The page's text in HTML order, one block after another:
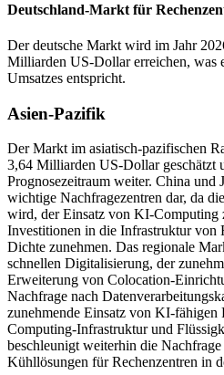
Deutschland-Markt für
Der deutsche Markt wird im Jahr
Milliarden US-Dollar erreichen, was
Umsatzes entspricht.
Asien-Pazifik
Der Markt im asiatisch-pazifischen
3,64 Milliarden US-Dollar geschätzt
Prognosezeitraum weiter. China und
wichtige Nachfragezentren dar, da
wird, der Einsatz von KI-Computing
Investitionen in die Infrastruktur von
Dichte zunehmen. Das regionale
schnellen Digitalisierung, der
Erweiterung von Colocation-
Nachfrage nach
zunehmende Einsatz von KI-fähigen
Computing-Infrastruktur und
beschleunigt weiterhin die
Kühllösungen für Rechenzentren in